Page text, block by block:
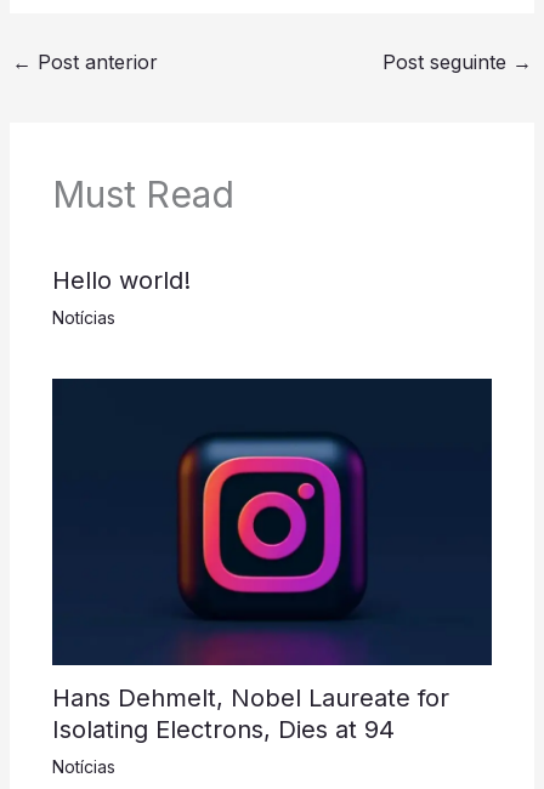
← Post anterior Post seguinte →
Must Read
Hello world!
Notícias
Hans Dehmelt, Nobel Laureate for
Isolating Electrons, Dies at 94
Notícias